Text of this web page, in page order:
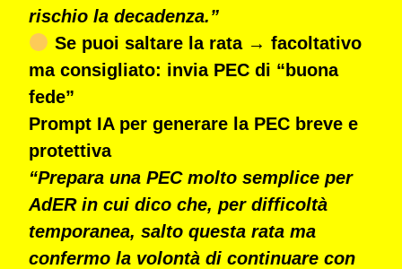
rischio la decadenza.”
Se puoi saltare la rata → facoltativo
ma consigliato: invia PEC di “buona
fede”
Prompt IA per generare la PEC breve e
protettiva
“Prepara una PEC molto semplice per
AdER in cui dico che, per difficoltà
temporanea, salto questa rata ma
confermo la volontà di continuare con